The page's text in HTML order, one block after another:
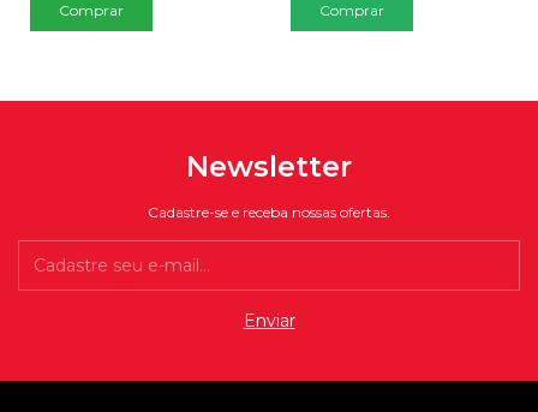
Comprar
Newsletter
Cadastre-se e receba nossas ofertas.